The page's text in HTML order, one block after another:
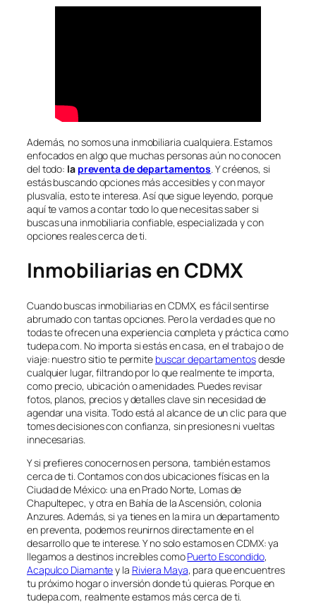
Además, no somos una inmobiliaria cualquiera. Estamos
enfocados en algo que muchas personas aún no conocen
del todo: la preventa de departamentos. Y créenos, si
estás buscando opciones más accesibles y con mayor
plusvalía, esto te interesa. Así que sigue leyendo, porque
aquí te vamos a contar todo lo que necesitas saber si
buscas una inmobiliaria confiable, especializada y con
opciones reales cerca de ti.
Inmobiliarias en CDMX
Cuando buscas inmobiliarias en CDMX, es fácil sentirse
abrumado con tantas opciones. Pero la verdad es que no
todas te ofrecen una experiencia completa y práctica como
tudepa.com. No importa si estás en casa, en el trabajo o de
viaje: nuestro sitio te permite buscar departamentosdesde
cualquier lugar, filtrando por lo que realmente te importa,
como precio, ubicación o amenidades. Puedes revisar
fotos, planos, precios y detalles clave sin necesidad de
agendar una visita. Todo está al alcance de un clic para que
tomes decisiones con confianza, sin presiones ni vueltas
innecesarias.
Y si prefieres conocernos en persona, también estamos
cerca de ti. Contamos con dos ubicaciones físicas en la
Ciudad de México: una en Prado Norte, Lomas de
Chapultepec, y otra en Bahía de la Ascensión, colonia
Anzures. Además, si ya tienes en la mira un departamento
en preventa, podemos reunirnos directamente en el
desarrollo que te interese. Y no solo estamos en CDMX: ya
llegamos a destinos increíbles comoPuerto Escondido,
Acapulco Diamantey la Riviera Maya, para que encuentres
tu próximo hogar o inversión donde tú quieras. Porque en
tudepa.com, realmente estamos más cerca de ti.